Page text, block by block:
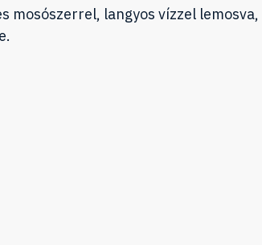
mosószerrel, langyos vízzel